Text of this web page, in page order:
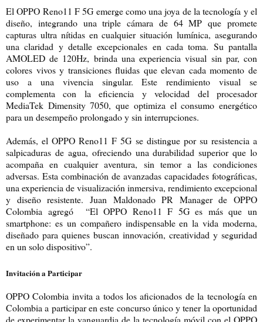
El OPPO Reno11 F 5G emerge como una joya de la tecnología y el
diseño, integrando una triple cámara de 64 MP que promete
capturas ultra nítidas en cualquier situación lumínica, asegurando
una claridad y detalle excepcionales en cada toma. Su pantalla
AMOLED de 120Hz, brinda una experiencia visual sin par, con
colores vivos y transiciones fluidas que elevan cada momento de
uso a una vivencia singular. Este rendimiento visual se
complementa con la eficiencia y velocidad del procesador
MediaTek Dimensity 7050, que optimiza el consumo energético
para un desempeño prolongado y sin interrupciones.
Además, el OPPO Reno11 F 5G se distingue por su resistencia a
salpicaduras de agua, ofreciendo una durabilidad superior que lo
acompaña en cualquier aventura, sin temor a las condiciones
adversas. Esta combinación de avanzadas capacidades fotográficas,
una experiencia de visualización inmersiva, rendimiento excepcional
y diseño resistente. Juan Maldonado PR Manager de OPPO
Colombia agregó “El OPPO Reno11 F 5G es más que un
smartphone: es un compañero indispensable en la vida moderna,
diseñado para quienes buscan innovación, creatividad y seguridad
en un solo dispositivo”.
Invitación a Participar
OPPO Colombia invita a todos los aficionados de la tecnología en
Colombia a participar en este concurso único y tener la oportunidad
de experimentar la vanguardia de la tecnología móvil con el OPPO